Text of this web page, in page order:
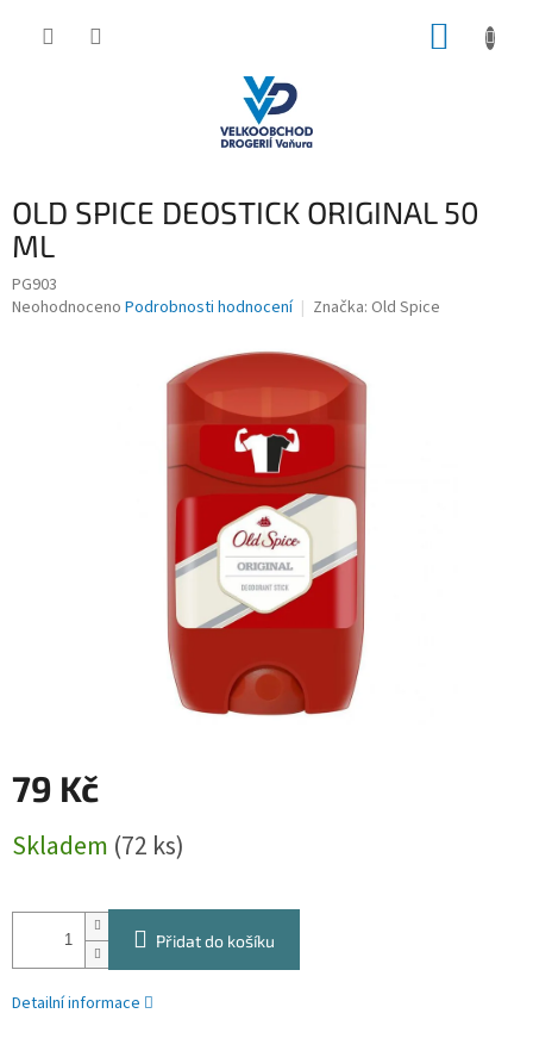
OLD SPICE DEOSTICK ORIGINAL 50
ML
PG903
Průměrné
Neohodnoceno Podrobnosti hodnocení Značka: Old Spice
79 Kč
cena:
Skladem (72 ks)
Přidat do košíku
Detailní informace